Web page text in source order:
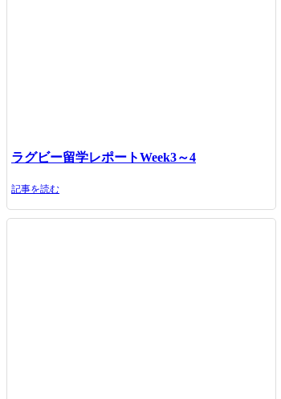
ラグビー留学レポートWeek3～4
記事を読む